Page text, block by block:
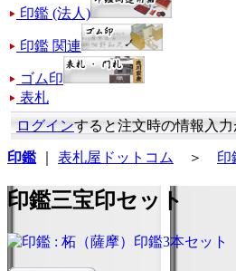
印鑑 (法人)
印鑑 関連
ゴム印
表札
ログインすると注文時の情報入
印鑑 表札屋ドットコム ＞ 印
印鑑三宝印セット